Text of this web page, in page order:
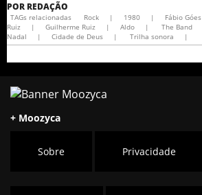
POR REDAÇÃO
TAGs relacionadas Rock | 1980 | Fábio Góes
Ruiz
| Guilherme Ruiz | Aldo | The Band
Nadal
| Cidade de Deus | Trilha sonora |
+ Moozyca
Sobre Privacidade